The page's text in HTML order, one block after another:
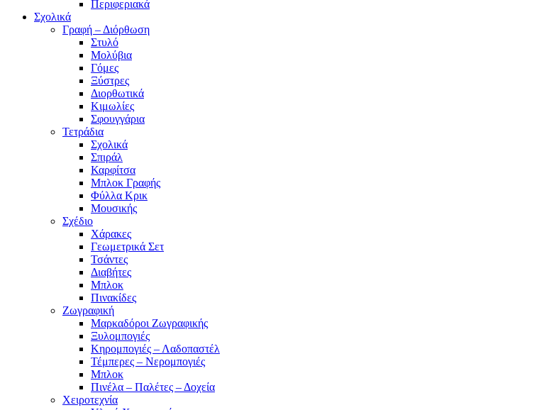
Περιφεριακά
Σχολικά
Γραφή – Διόρθωση
Στυλό
Μολύβια
Γόμες
Ξύστρες
Διορθωτικά
Κιμωλίες
Σφουγγάρια
Τετράδια
Σχολικά
Σπιράλ
Καρφίτσα
Μπλοκ Γραφής
Φύλλα Κρικ
Μουσικής
Σχέδιο
Χάρακες
Γεωμετρικά Σετ
Τσάντες
Διαβήτες
Μπλοκ
Πινακίδες
Ζωγραφική
Μαρκαδόροι Ζωγραφικής
Ξυλομπογιές
Κηρομπογιές – Λαδοπαστέλ
Τέμπερες – Νερομπογιές
Μπλοκ
Πινέλα – Παλέτες – Δοχεία
Χειροτεχνία